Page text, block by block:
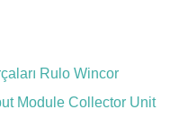
Rulo Wincor
Module Collector Unit